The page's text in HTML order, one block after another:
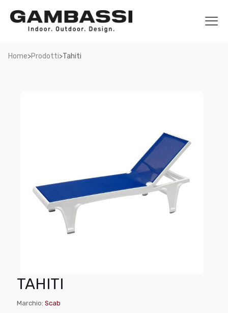
Home>Prodotti>Tahiti
TAHITI
Marchio: Scab